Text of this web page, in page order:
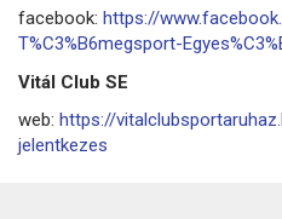
facebook: https://
T%C3%B6megsport-
Vitál Club SE
web: https://
jelentkezes